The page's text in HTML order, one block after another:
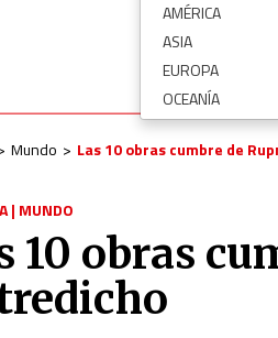
AMÉRICA
ASIA
EUROPA
OCEANÍA
Mundo Las 10 obras cumbre de
| MUNDO
10 obras